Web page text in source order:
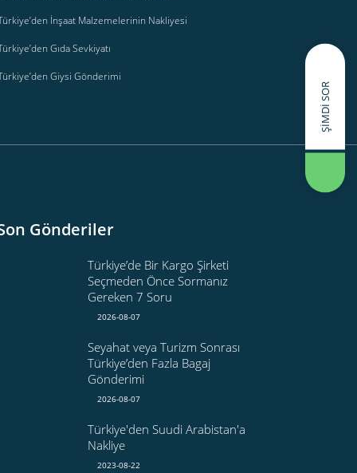
İnşaat Malzemelerinin Nakliyesi
Gıda Sevkiyatı
Giysi Gönderimi
Gönderiler
Türkiye’de Bir Kargo Şirketi
Seçmeden Önce Sormanız
Gereken 7 Soru
2026-08-07
Seyahat veya Turizm Sonrası
Türkiye’den Fazla Bagaj
Gönderimi
2026-08-07
Türkiye'den Suudi Arabistan'a
Nakliye
2023-08-22
ŞIMDI SOR